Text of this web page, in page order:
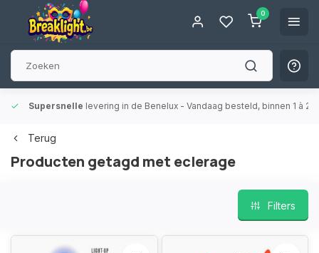
0
Supersnelle levering in de Benelux - Vandaag besteld, binnen 1 à 2
Terug
Producten getagd met eclerage
Filters